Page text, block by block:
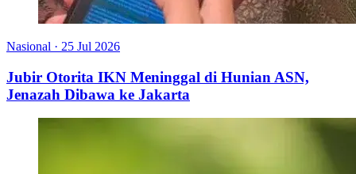
Nasional · 25 Jul 2026
Jubir Otorita IKN Meninggal di Hunian ASN,
Jenazah Dibawa ke Jakarta